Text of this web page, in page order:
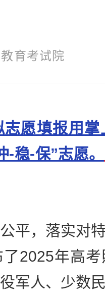
育考试院
愿填报用
稳-保”志愿。
，落实对特
2025年高
军人、少数